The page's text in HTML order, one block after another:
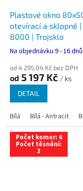
Plastové okno
otevírací a sklopné |
8000 | Trojsklo
Na objednávku 9 - 16 dnů
od 4 295,04 Kč bez DPH
od 5 197 Kč / ks
DETAIL
Bílá Bílá - Antracit
Počet komor: 6
Počet těsnění:
3